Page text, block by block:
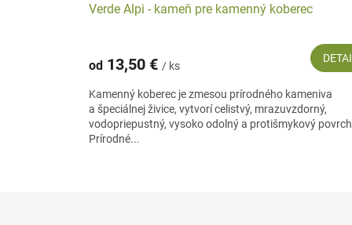
Verde Alpi - kameň pre kamenný koberec
od 13,50 € / ks
Kamenný koberec je zmesou prírodného kameniva
a špeciálnej živice, vytvorí celistvý, mrazuvzdorný,
vodopriepustný, vysoko odolný a protišmykový
Prírodné...